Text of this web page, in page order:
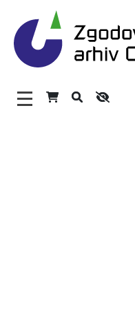
Glavni meni